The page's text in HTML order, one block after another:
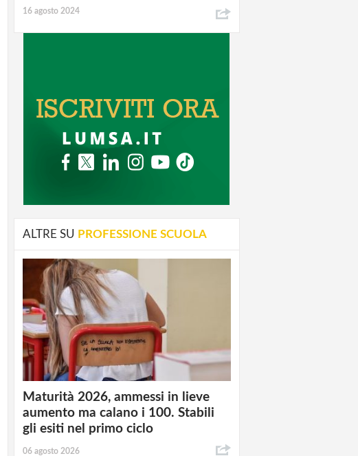
16 agosto 2024
ALTRE SU PROFESSIONE SCUOLA
Maturità 2026, ammessi in lieve
aumento ma calano i 100. Stabili
gli esiti nel primo ciclo
06 agosto 2026